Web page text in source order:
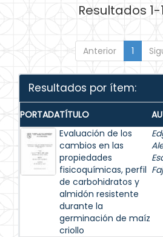
Resultados 1-
Anterior 1
Resultados por ítem:
PORTADATÍTULO
Evaluación de los
cambios en las
propiedades
fisicoquímicas, perfil
de carbohidratos y
almidón resistente
durante la
germinación de maíz
criollo